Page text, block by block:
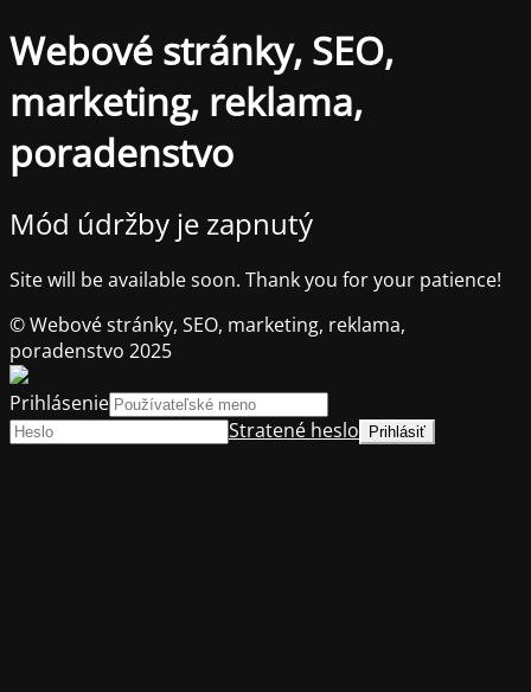
Webové stránky, SEO,
marketing, reklama,
poradenstvo
Mód údržby je zapnutý
Site will be available soon. Thank you for your patience!
© Webové stránky, SEO, marketing, reklama,
poradenstvo 2025
Prihlásenie
Stratené heslo